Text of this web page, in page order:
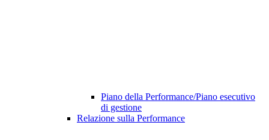
Piano della Performance/Piano esecutivo
di gestione
Relazione sulla Performance